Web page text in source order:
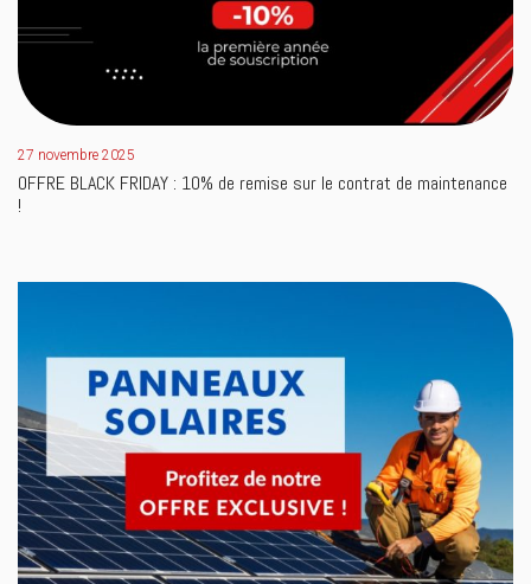
27 novembre 2025
OFFRE BLACK FRIDAY : 10% de remise sur le contrat de maintenance
!